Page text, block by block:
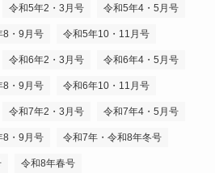
令和5年2・3月号 令和5年4・5月号
8・9月号 令和5年10・11月号
令和6年2・3月号 令和6年4・5月号
8・9月号 令和6年10・11月号
令和7年2・3月号 令和7年4・5月号
8・9月号 令和7年・令和8年冬号
令和8年春号